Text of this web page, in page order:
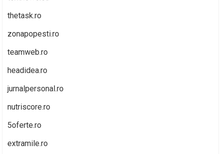
thetask.ro
zonapopesti.ro
teamweb.ro
headidea.ro
jurnalpersonal.ro
nutriscore.ro
5oferte.ro
extramile.ro